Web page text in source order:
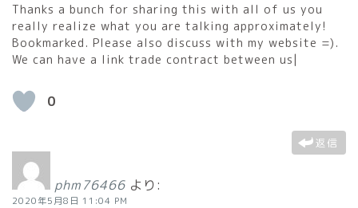
Thanks a bunch for sharing this with all of us you
really realize what you are talking approximately!
Bookmarked. Please also discuss with my website =).
We can have a link trade contract between us|
0
返信
phm76466 より:
2020年5月8日 11:04 PM